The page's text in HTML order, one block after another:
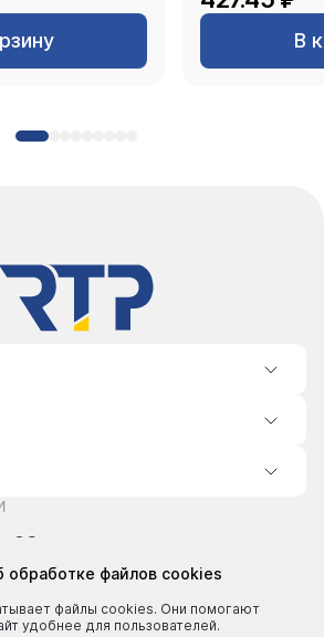
В
62
обработке файлов cookies
файлы cookies. Они помогают
удобнее для пользователей.